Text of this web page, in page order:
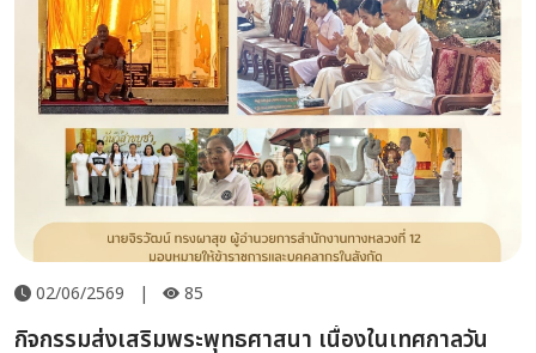
02/06/2569 | 85
กิจกรรมส่งเสริมพระพุทธศาสนา เนื่องในเทศกาลวัน